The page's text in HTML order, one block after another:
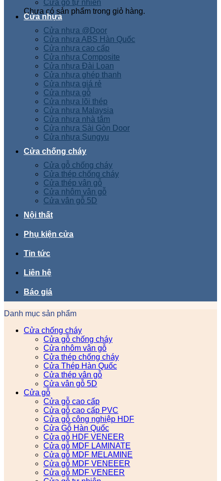
Chưa có sản phẩm trong giỏ hàng.
Cửa gỗ tự nhiên
Cửa nhựa
Cửa nhựa @Door
Cửa nhựa ABS Hàn Quốc
Cửa nhựa cao cấp
Cửa nhựa Composite
Cửa nhựa Đài Loan
Cửa nhựa ghép thanh
Cửa nhựa giá rẻ
Cửa nhựa gỗ
Cửa nhựa lõi thép
Cửa nhựa Malaysia
Cửa nhựa nhà tắm
Cửa nhựa Sài Gòn Door
Cửa nhựa Sungyu
Cửa chống cháy
Cửa gỗ chống cháy
Cửa thép chống cháy
Cửa thép vân gỗ
Cửa nhôm vân gỗ
Cửa vân gỗ 5D
Nội thất
Phụ kiện cửa
Tin tức
Liên hệ
Báo giá
Danh mục sản phẩm
Cửa chống cháy
Cửa gỗ chống cháy
Cửa nhôm vân gỗ
Cửa thép chống cháy
Cửa Thép Hàn Quốc
Cửa thép vân gỗ
Cửa vân gỗ 5D
Cửa gỗ
Cửa gỗ cao cấp
Cửa gỗ cao cấp PVC
Cửa gỗ công nghiệp HDF
Cửa Gỗ Hàn Quốc
Cửa gỗ HDF VENEER
Cửa gỗ MDF LAMINATE
Cửa gỗ MDF MELAMINE
Cửa gỗ MDF VENEEER
Cửa gỗ MDF VENEER